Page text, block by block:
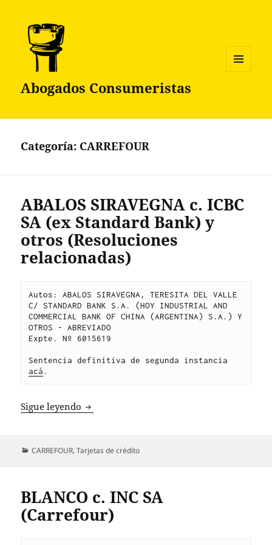
Abogados Consumeristas
Categoría: CARREFOUR
ABALOS SIRAVEGNA c. ICBC
SA (ex Standard Bank) y
otros (Resoluciones
relacionadas)
Autos: ABALOS SIRAVEGNA, TERESITA DEL VALLE
C/ STANDARD BANK S.A. (HOY INDUSTRIAL AND
COMMERCIAL BANK OF CHINA (ARGENTINA) S.A.) Y
OTROS - ABREVIADO
Expte. Nº 6015619
acá.
Sigue leyendo ABALOS SIRAVEGNA c. ICBC SA (ex
Categorías
CARREFOUR,Tarjetas de crédito
BLANCO c. INC SA
(Carrefour)